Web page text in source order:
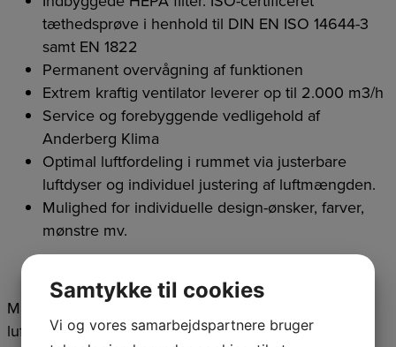
tæthedsprøve i henhold til DIN EN ISO 14644-3
samt EN 1822
Permanent overvågning af funktionen
Extrem kraftig ventilator leverer op til 2.000 m3/h
Service og forebyggende vedligehold af
Anderberg Klima
Optimal luftfordeling i rummet via justerbare
luftdyser og individuel justering af luftmængden.
Mulighed for individuelle design-ønsker, farver,
mønstre mv.
Man skal selvfølgelig være opmærksom på at en
luftrenser fjerner/reducerer den luftbårne smitte af
Samtykke til cookies
Vi og vores samarbejdspartnere bruger